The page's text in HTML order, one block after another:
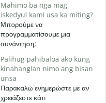
Mahimo ba nga mag-
iskedyul kami usa ka miting?
Μπορούμε να
προγραμματίσουμε μια
συνάντηση;
Palihug pahibaloa ako kung
kinahanglan nimo ang bisan
unsa
Παρακαλώ ενημερώστε με αν
χρειάζεστε κάτι